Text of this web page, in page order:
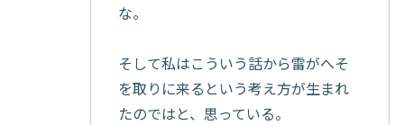
な。
そして私はこういう話から雷がへそ
を取りに来るという考え方が生まれ
たのではと、思っている。